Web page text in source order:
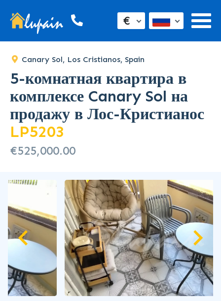
€
Canary Sol, Los Cristianos, Spain
5-комнатная квартира в
комплексе Canary Sol на
продажу в Лос-Кристианос
LP5203
€525,000.00